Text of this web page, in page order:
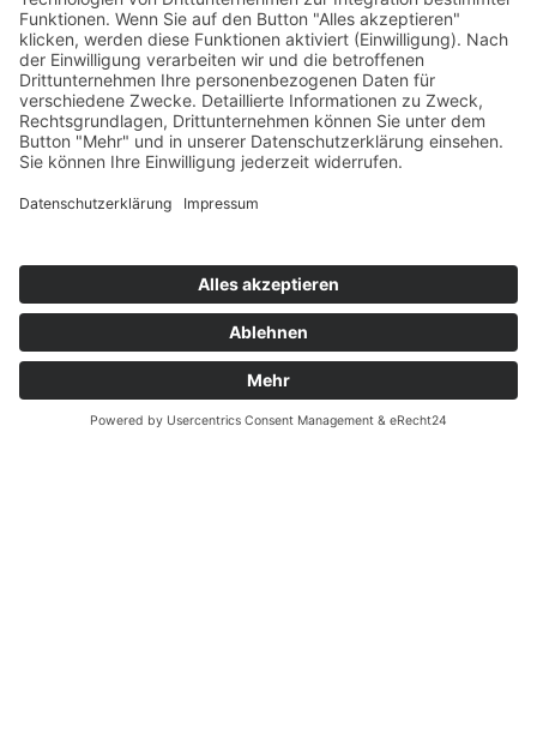
Zahnärzte Potsdam
Zahnarzt Suche
Notdienste Potsdam
Wussten Sie schon?
Zahnarzt Lexikon
©2026 Zahnärzte Potsdam